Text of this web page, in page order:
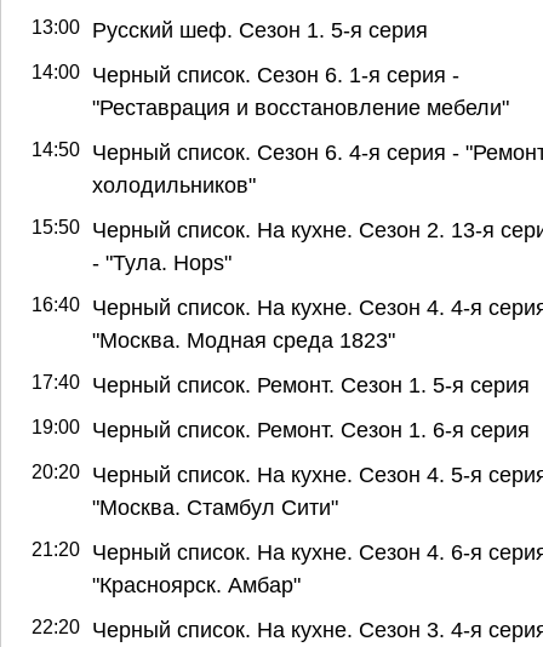
13:00 Русский шеф. Сезон 1. 5-я серия
14:00
Черный список. Сезон 6. 1-я серия -
"Реставрация и восстановление мебели"
14:50
Черный список. Сезон 6. 4-я серия -
холодильников"
15:50
Черный список. На кухне. Сезон 2. 13-я
- "Тула. Hops"
16:40
Черный список. На кухне. Сезон 4. 4-я
"Москва. Модная среда 1823"
17:40 Черный список. Ремонт. Сезон 1. 5-я серия
19:00 Черный список. Ремонт. Сезон 1. 6-я серия
20:20
Черный список. На кухне. Сезон 4. 5-я
"Москва. Стамбул Сити"
21:20
Черный список. На кухне. Сезон 4. 6-я
"Красноярск. Амбар"
22:20
Черный список. На кухне. Сезон 3. 4-я